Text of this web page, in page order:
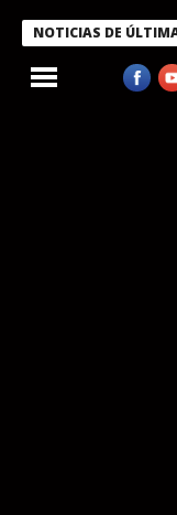
NOTICIAS DE
Bukele condecora a